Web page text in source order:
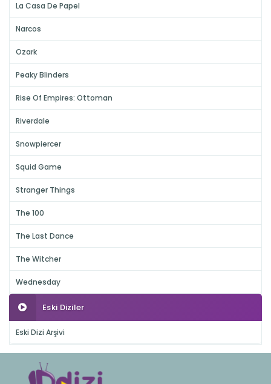
La Casa De Papel
Narcos
Ozark
Peaky Blinders
Rise Of Empires: Ottoman
Riverdale
Snowpiercer
Squid Game
Stranger Things
The 100
The Last Dance
The Witcher
Wednesday
Eski Diziler
Eski Dizi Arşivi